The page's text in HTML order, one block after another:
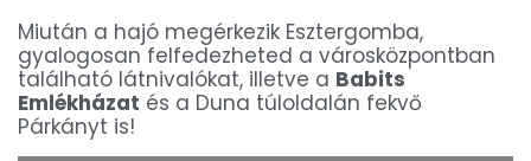
Miután a hajó megérkezik Esztergomba,
gyalogosan felfedezheted a városközpontban
található látnivalókat, illetve a Babits
Emlékházat és a Duna túloldalán fekvő
Párkányt is!